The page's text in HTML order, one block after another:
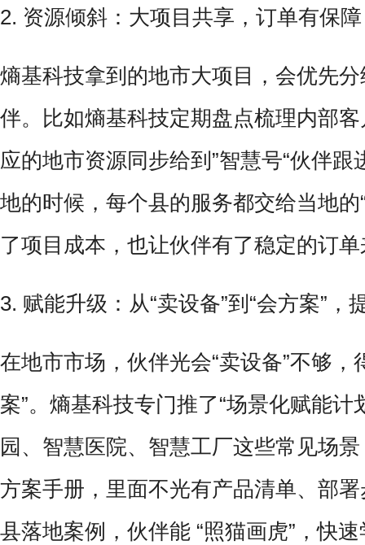
2. 资源倾斜：大项目共享，订单有保障
熵基科技拿到的地市大项目，会优先
伴。比如熵基科技定期盘点梳理内部
应的地市资源同步给到”智慧号“伙伴跟
地的时候，每个县的服务都交给当地的
了项目成本，也让伙伴有了稳定的订
3. 赋能升级：从“卖设备”到“会方案”，
在地市市场，伙伴光会“卖设备”不够，
案”。熵基科技专门推了“场景化赋能计
园、智慧医院、智慧工厂这些常见场
方案手册，里面不光有产品清单、部
县落地案例，伙伴能 “照猫画虎”，快